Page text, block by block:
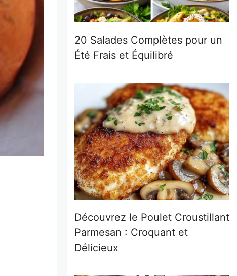
20 Salades Complètes pour un
Été Frais et Équilibré
Découvrez le Poulet Croustillant
Parmesan : Croquant et
Délicieux